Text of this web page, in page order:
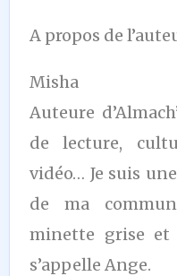
A propos de
Misha
Auteure
de lecture,
vidéo… Je suis
de ma
minette grise et
s’appelle Ange.